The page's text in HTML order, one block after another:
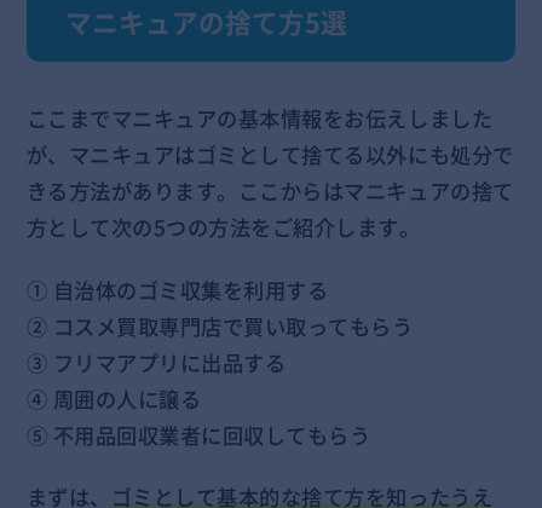
マニキュアの捨て方5選
ここまでマニキュアの基本情報をお伝えしました
が、マニキュアはゴミとして捨てる以外にも処分で
きる方法があります。ここからはマニキュアの捨て
方として次の5つの方法をご紹介します。
① 自治体のゴミ収集を利用する
② コスメ買取専門店で買い取ってもらう
③ フリマアプリに出品する
④ 周囲の人に譲る
⑤ 不用品回収業者に回収してもらう
まずは、 ゴミとして基本的な捨て方を知ったうえ